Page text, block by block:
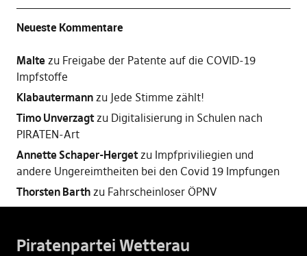
Neueste Kommentare
Maltezu Freigabe der Patente auf die COVID-19
Impfstoffe
Klabautermannzu Jede Stimme zählt!
Timo Unverzagtzu Digitalisierung in Schulen nach
PIRATEN-Art
Annette Schaper-Hergetzu Impfpriviliegien und
andere Ungereimtheiten bei den Covid 19 Impfungen
Thorsten Barthzu Fahrscheinloser ÖPNV
Piratenpartei Wetterau